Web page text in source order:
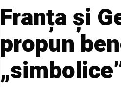
Franța și
propun